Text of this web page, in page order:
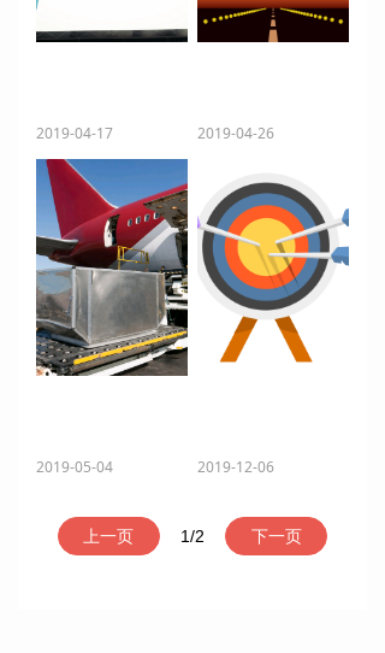
一个美观大方、细致入微的包装即能够保护物品安全到达，也能够赢得买家对您的信任，赢得了顾客的心，就是赢得了生意上的成功。
一件货物的重量一般不超过 80公斤，体积一般不超过40×60×100厘米。宽体飞机载运的货物，一件货物重量一般不超过250公斤，体积一般不超过100×100×140厘米。超过以上重量和体积的货物，承运人可依据机型及出发地和目的地机场的装卸设备条件，确定可收运货物的最大重量和体积。
2019-04-17
2019-04-26
2019-05-04
2019-12-06
上一页 下一页
1/2